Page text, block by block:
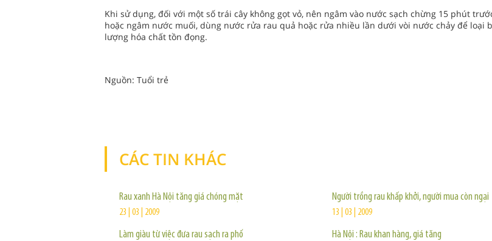
Khi sử dụng, đối với một số trái cây không gọt vỏ, nên ngâm vào nước sạch chừng 15 phút
hoặc ngâm nước muối, dùng nước rửa rau quả hoặc rửa nhiều lần dưới vòi nước chảy để loại
lượng hóa chất tồn đọng.
Nguồn: Tuổi trẻ
CÁC TIN KHÁC
Rau xanh Hà Nội tăng giá chóng mặt
23 | 03 | 2009
Làm giàu từ việc đưa rau sạch ra phố
Người trồng rau khấp khởi, người mua còn ngại
13 | 03 | 2009
Hà Nội : Rau khan hàng, giá tăng